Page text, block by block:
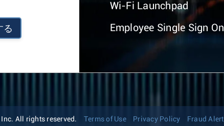
る
Wi-Fi Launchpad
Employee Single Sign On
All rights reserved. Terms of Use Privacy Policy Fraud Alert